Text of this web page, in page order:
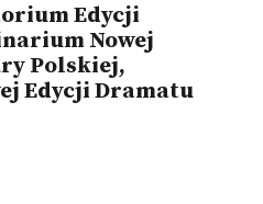
Edycji
Nowej
Polskiej,
Edycji Dramatu